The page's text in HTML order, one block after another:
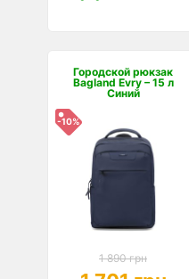
Городской рюкзак
Bagland Evry – 15 л
Синий
-10%
1 890 грн